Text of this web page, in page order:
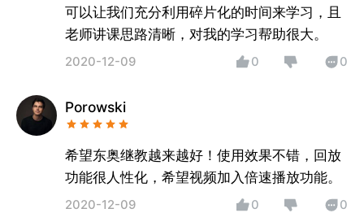
可以让我们充分利用碎片化的时间来学习，且
老师讲课思路清晰，对我的学习帮助很大。
2020-12-09 0 0
Porowski
希望东奥继教越来越好！使用效果不错，回放
功能很人性化，希望视频加入倍速播放功能。
2020-12-09 0 0